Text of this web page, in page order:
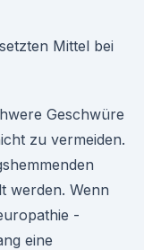
Mittel bei
Geschwüre
zu vermeiden.
werden. Wenn
-
eine